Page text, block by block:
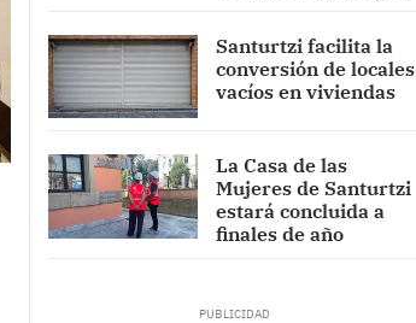
Santurtzi facilita la
conversión de locales
vacíos en viviendas
La Casa de las
Mujeres de Santurtzi
estará concluida a
finales de año